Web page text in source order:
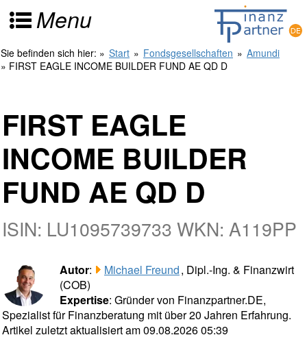
Menu
Sie befinden sich hier: » Start » Fondsgesellschaften » Amundi
» FIRST EAGLE INCOME BUILDER FUND AE QD D
FIRST EAGLE
INCOME BUILDER
FUND AE QD D
ISIN: LU1095739733 WKN: A119PP
Autor: Michael Freund, Dipl.-Ing. & Finanzwirt
(COB)
Expertise: Gründer von Finanzpartner.DE,
Spezialist für Finanzberatung mit über 20 Jahren Erfahrung.
Artikel zuletzt aktualisiert am 09.08.2026 05:39